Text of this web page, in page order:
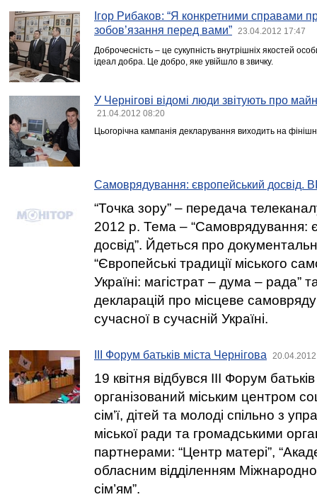
Ігор Рибаков: “Я конкретними справами
зобов’язання перед вами”
23.04.2012 17:47
Доброчесність – це сукупність внутрішніх якостей
ідеал добра. Це добро, яке увійшло в звичку.
У Чернігові відомі люди звітують про
21.04.2012 08:20
Цьогорічна кампанія декларування виходить на
Самоврядування: європейський досвід.
“Точка зору” – передача
2012 р. Тема – “Самоврядування:
досвід”. Йдеться про
“Європейські традиції міського
Україні: магістрат – дума – рада”
декларацій про місцеве
сучасної в сучасній Україні.
III Форум батьків міста Чернігова
19 квітня відбувся ІІІ Форум
організований міським центром
сім’ї, дітей та молоді спільно з
міської ради та громадськими
партнерами: “Центр матері”,
обласним відділенням
сім’ям”.